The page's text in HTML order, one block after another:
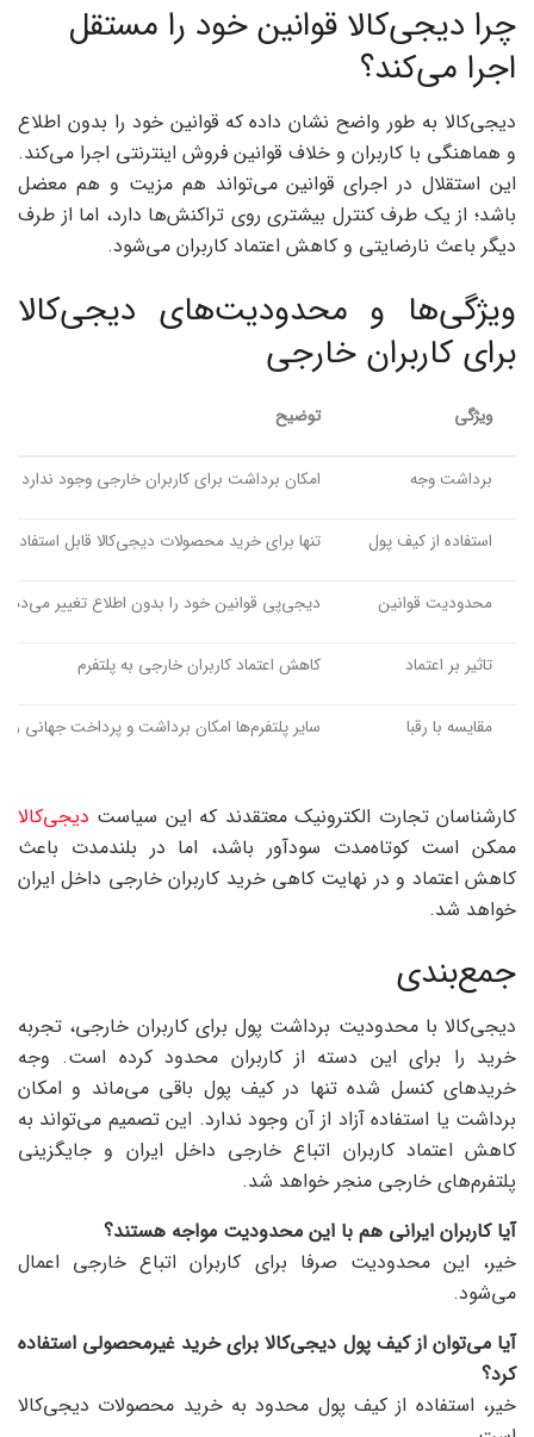
چرا دیجی‌کالا قوانین خود را مستقل
اجرا می‌کند؟
دیجی‌کالا به طور واضح نشان داده که قوانین خود را بدون اطلاع
و هماهنگی با کاربران و خلاف قوانین فروش اینترنتی اجرا می‌کند.
این استقلال در اجرای قوانین می‌تواند هم مزیت و هم معضل
باشد؛ از یک طرف کنترل بیشتری روی تراکنش‌ها دارد، اما از طرف
دیگر باعث نارضایتی و کاهش اعتماد کاربران می‌شود.
ویژگی‌ها و محدودیت‌های دیجی‌کالا
برای کاربران خارجی
ویژگی توضیح
برداشت وجه امکان برداشت برای کاربران خارجی وجود ندارد
استفاده از کیف پول تنها برای خرید محصولات دیجی‌کالا قابل
محدودیت قوانین دیجی‌پی قوانین خود را بدون اطلاع تغییر می‌دهد
تاثیر بر اعتماد کاهش اعتماد کاربران خارجی به پلتفرم
مقایسه با رقبا سایر پلتفرم‌ها امکان برداشت و پرداخت جهانی را
کارشناسان تجارت الکترونیک معتقدند که این سیاست دیجی‌کالا
ممکن است کوتاه‌مدت سودآور باشد، اما در بلندمدت باعث
کاهش اعتماد و در نهایت کاهی خرید کاربران خارجی داخل ایران
خواهد شد.
جمع‌بندی
دیجی‌کالا با محدودیت برداشت پول برای کاربران خارجی، تجربه
خرید را برای این دسته از کاربران محدود کرده است. وجه
خریدهای کنسل شده تنها در کیف پول باقی می‌ماند و امکان
برداشت یا استفاده آزاد از آن وجود ندارد. این تصمیم می‌تواند به
کاهش اعتماد کاربران اتباع خارجی داخل ایران و جایگزینی
پلتفرم‌های خارجی منجر خواهد شد.
آیا کاربران ایرانی هم با این محدودیت مواجه هستند؟
خیر، این محدودیت صرفا برای کاربران اتباع خارجی اعمال
می‌شود.
آیا می‌توان از کیف پول دیجی‌کالا برای خرید غیرمحصولی استفاده
کرد؟
خیر، استفاده از کیف پول محدود به خرید محصولات دیجی‌کالا